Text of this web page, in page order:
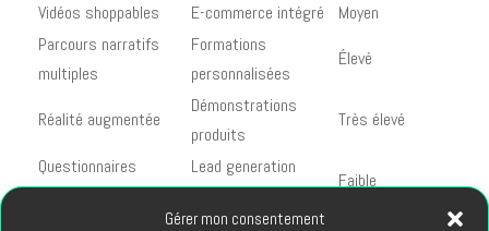
Gérer mon consentement
Vidéos shoppables
E-commerce intégré
Moyen
Parcours narratifs
multiples
Formations
personnalisées
Élevé
Réalité augmentée
Démonstrations
produits
Très élevé
Questionnaires
Lead generation
Faible